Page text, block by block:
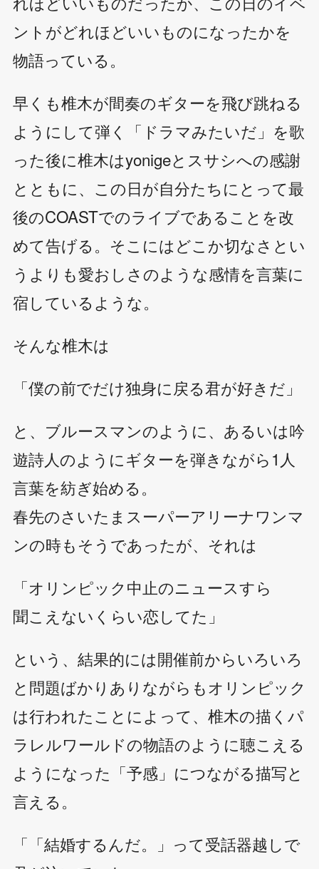
ントがどれほどいいものになったかを
物語っている。
早くも椎木が間奏のギターを飛び跳ねる
ようにして弾く「ドラマみたいだ」を歌
った後に椎木はyonigeとスサシへの感謝
とともに、この日が自分たちにとって最
後のCOASTでのライブであることを改
めて告げる。そこにはどこか切なさとい
うよりも愛おしさのような感情を言葉に
宿しているような。
そんな椎木は
「僕の前でだけ独身に戻る君が好きだ」
と、ブルースマンのように、あるいは吟
遊詩人のようにギターを弾きながら1人
言葉を紡ぎ始める。
春先のさいたまスーパーアリーナワンマ
ンの時もそうであったが、それは
「オリンピック中止のニュースすら
聞こえないくらい恋してた」
という、結果的には開催前からいろいろ
と問題ばかりありながらもオリンピック
は行われたことによって、椎木の描くパ
ラレルワールドの物語のように聴こえる
ようになった「予感」につながる描写と
言える。
「「結婚するんだ。」って受話器越しで